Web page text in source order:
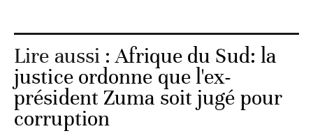
Lire aussi :Afrique du Sud: la
justice ordonne que l'ex-
président Zuma soit jugé pour
corruption